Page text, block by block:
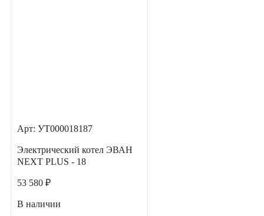
Арт: УТ000018187
Электрический котел ЭВАН
NEXT PLUS - 18
53 580 ₽
В наличии